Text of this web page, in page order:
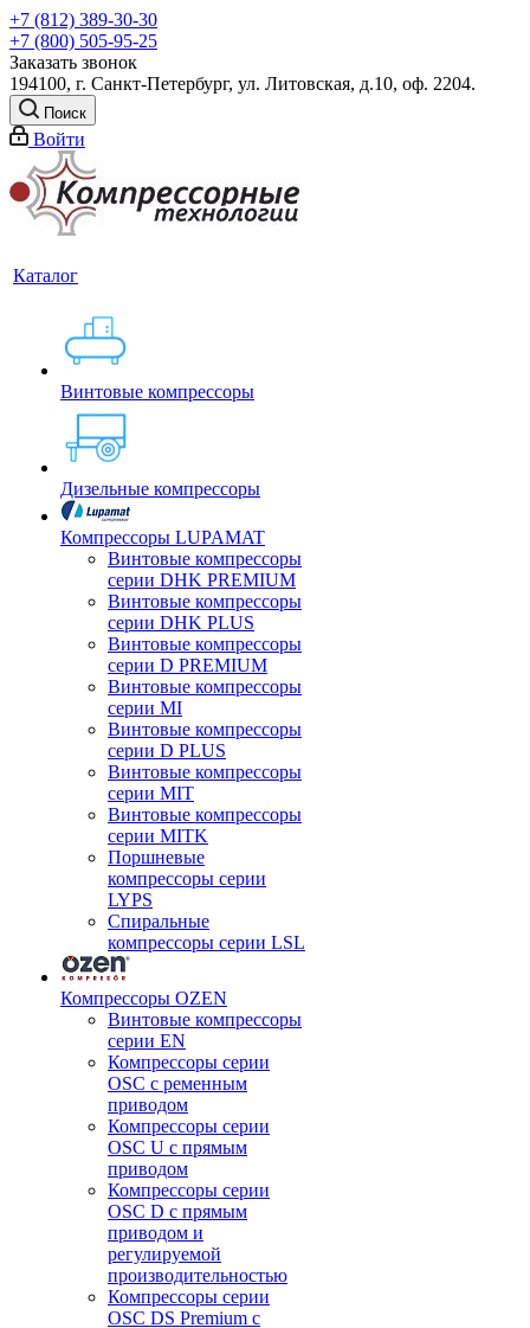
+7 (812) 389-30-30
+7 (800) 505-95-25
Заказать звонок
194100, г. Санкт-Петербург, ул. Литовская, д.10, оф. 2204.
Поиск
Войти
Каталог
Винтовые компрессоры
Дизельные компрессоры
Компрессоры LUPAMAT
Винтовые компрессоры
серии DHK PREMIUM
Винтовые компрессоры
серии DHK PLUS
Винтовые компрессоры
серии D PREMIUM
Винтовые компрессоры
серии MI
Винтовые компрессоры
серии D PLUS
Винтовые компрессоры
серии MIT
Винтовые компрессоры
серии MITK
Поршневые
компрессоры серии
LYPS
Спиральные
компрессоры серии LSL
Компрессоры OZEN
Винтовые компрессоры
серии EN
Компрессоры серии
OSC с ременным
приводом
Компрессоры серии
OSC U с прямым
приводом
Компрессоры серии
OSC D с прямым
приводом и
регулируемой
производительностью
Компрессоры серии
OSC DS Premium с